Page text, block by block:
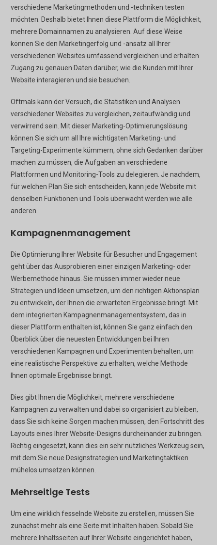
verschiedene Marketingmethoden und -techniken testen
möchten. Deshalb bietet Ihnen diese Plattform die Möglichkeit,
mehrere Domainnamen zu analysieren. Auf diese Weise
können Sie den Marketingerfolg und -ansatz all Ihrer
verschiedenen Websites umfassend vergleichen und erhalten
Zugang zu genauen Daten darüber, wie die Kunden mit Ihrer
Website interagieren und sie besuchen.
Oftmals kann der Versuch, die Statistiken und Analysen
verschiedener Websites zu vergleichen, zeitaufwändig und
verwirrend sein. Mit dieser Marketing-Optimierungslösung
können Sie sich um all Ihre wichtigsten Marketing- und
Targeting-Experimente kümmern, ohne sich Gedanken darüber
machen zu müssen, die Aufgaben an verschiedene
Plattformen und Monitoring-Tools zu delegieren. Je nachdem,
für welchen Plan Sie sich entscheiden, kann jede Website mit
denselben Funktionen und Tools überwacht werden wie alle
anderen.
Kampagnenmanagement
Die Optimierung Ihrer Website für Besucher und Engagement
geht über das Ausprobieren einer einzigen Marketing- oder
Werbemethode hinaus. Sie müssen immer wieder neue
Strategien und Ideen umsetzen, um den richtigen Aktionsplan
zu entwickeln, der Ihnen die erwarteten Ergebnisse bringt. Mit
dem integrierten Kampagnenmanagementsystem, das in
dieser Plattform enthalten ist, können Sie ganz einfach den
Überblick über die neuesten Entwicklungen bei Ihren
verschiedenen Kampagnen und Experimenten behalten, um
eine realistische Perspektive zu erhalten, welche Methode
Ihnen optimale Ergebnisse bringt.
Dies gibt Ihnen die Möglichkeit, mehrere verschiedene
Kampagnen zu verwalten und dabei so organisiert zu bleiben,
dass Sie sich keine Sorgen machen müssen, den Fortschritt des
Layouts eines Ihrer Website-Designs durcheinander zu bringen.
Richtig eingesetzt, kann dies ein sehr nützliches Werkzeug sein,
mit dem Sie neue Designstrategien und Marketingtaktiken
mühelos umsetzen können.
Mehrseitige Tests
Um eine wirklich fesselnde Website zu erstellen, müssen Sie
zunächst mehr als eine Seite mit Inhalten haben. Sobald Sie
mehrere Inhaltsseiten auf Ihrer Website eingerichtet haben,